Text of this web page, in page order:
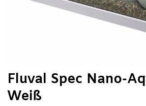
Fluval Spec Nano-
Weiß